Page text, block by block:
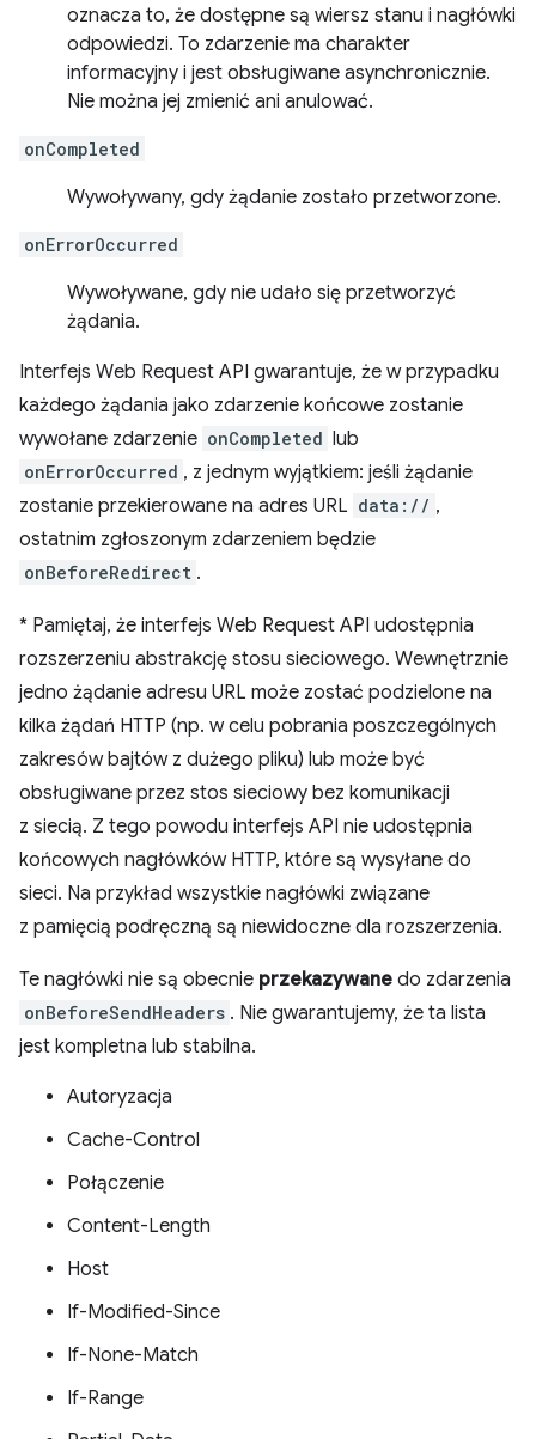
oznacza to, że dostępne są wiersz stanu i nagłówki
odpowiedzi. To zdarzenie ma charakter
informacyjny i jest obsługiwane asynchronicznie.
Nie można jej zmienić ani anulować.
onCompleted
Wywoływany, gdy żądanie zostało przetworzone.
onErrorOccurred
Wywoływane, gdy nie udało się przetworzyć
żądania.
Interfejs Web Request API gwarantuje, że w przypadku
każdego żądania jako zdarzenie końcowe zostanie
wywołane zdarzenie onCompleted lub
onErrorOccurred , z jednym wyjątkiem: jeśli żądanie
zostanie przekierowane na adres URL data:// ,
ostatnim zgłoszonym zdarzeniem będzie
onBeforeRedirect .
* Pamiętaj, że interfejs Web Request API udostępnia
rozszerzeniu abstrakcję stosu sieciowego. Wewnętrznie
jedno żądanie adresu URL może zostać podzielone na
kilka żądań HTTP (np. w celu pobrania poszczególnych
zakresów bajtów z dużego pliku) lub może być
obsługiwane przez stos sieciowy bez komunikacji
z siecią. Z tego powodu interfejs API nie udostępnia
końcowych nagłówków HTTP, które są wysyłane do
sieci. Na przykład wszystkie nagłówki związane
z pamięcią podręczną są niewidoczne dla rozszerzenia.
Te nagłówki nie są obecnie przekazywane do zdarzenia
onBeforeSendHeaders . Nie gwarantujemy, że ta lista
jest kompletna lub stabilna.
Autoryzacja
Cache-Control
Połączenie
Content-Length
Host
If-Modified-Since
If-None-Match
If-Range